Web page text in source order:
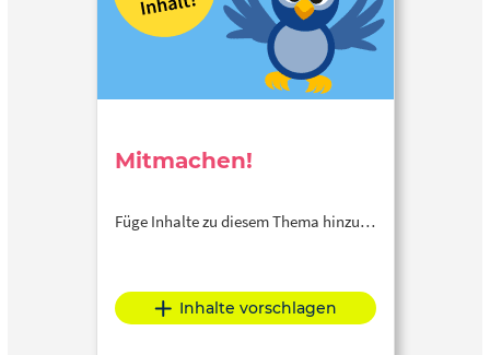
Mitmachen!
Füge Inhalte zu diesem Thema hinzu…
Inhalte vorschlagen